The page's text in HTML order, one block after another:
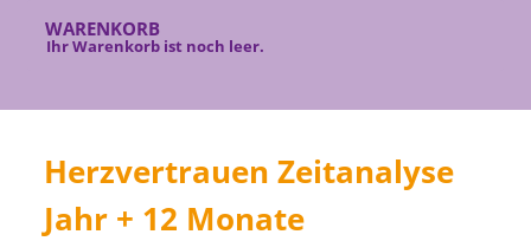
WARENKORB
Ihr Warenkorb ist noch leer.
Herzvertrauen Zeitanalyse
Jahr + 12 Monate